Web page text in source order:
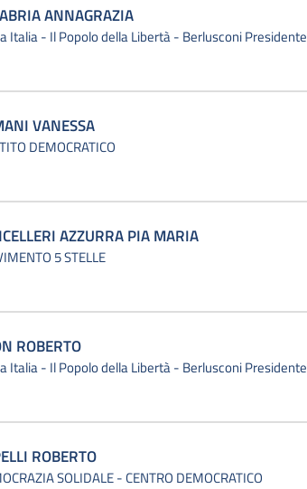
ANNAGRAZIA
Italia - Il Popolo della Libertà - Berlusconi Presidente
VANESSA
DEMOCRATICO
AZZURRA PIA MARIA
5 STELLE
ROBERTO
Italia - Il Popolo della Libertà - Berlusconi Presidente
ROBERTO
SOLIDALE - CENTRO DEMOCRATICO